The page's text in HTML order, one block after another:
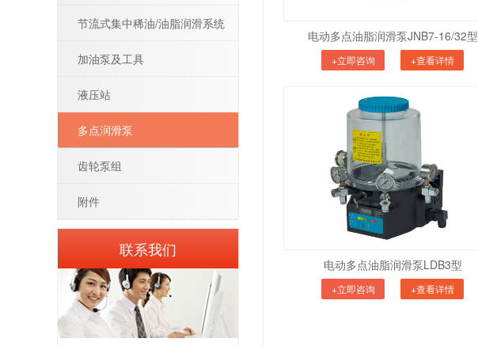
电动多点油脂润滑泵JNB7-16/32型
+立即咨询 +查看详情
电动多点油脂润滑泵LDB3型
+立即咨询 +查看详情
节流式集中稀油/油脂润滑系统
加油泵及工具
液压站
多点润滑泵
齿轮泵组
附件
联系我们